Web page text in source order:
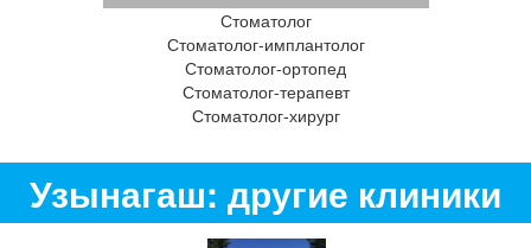
Стоматолог
Стоматолог-имплантолог
Стоматолог-ортопед
Стоматолог-терапевт
Стоматолог-хирург
Узынагаш: другие клиники